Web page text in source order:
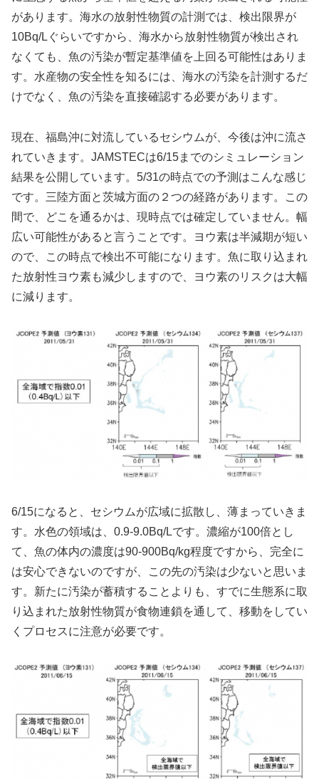
があります。海水の放射性物質の計測では、検出限界が
10Bq/Lぐらいですから、海水から放射性物質が検出され
なくても、魚の汚染が暫定基準値を上回る可能性はありま
す。水産物の安全性を知るには、海水の汚染を計測するだ
けでなく、魚の汚染を直接確認する必要があります。
現在、福島沖に対流しているセシウムが、今後は沖に流さ
れていきます。JAMSTECは6/15までのシミュレーション
結果を公開しています。5/31の時点での予測はこんな感じ
です。三陸方面と茨城方面の２つの経路があります。この
間で、どこを通るかは、現時点では確定していません。幅
広い可能性があると言うことです。ヨウ素は半減期が短い
ので、この時点で検出不可能になります。魚に取り込まれ
た放射性ヨウ素も減少しますので、ヨウ素のリスクは大幅
に減ります。
6/15になると、セシウムが広域に拡散し、薄まっていきま
す。水色の領域は、0.9-9.0Bq/Lです。濃縮が100倍とし
て、魚の体内の濃度は90-900Bq/kg程度ですから、完全に
は安心できないのですが、この先の汚染は少ないと思いま
す。新たに汚染が蓄積することよりも、すでに生態系に取
り込まれた放射性物質が食物連鎖を通して、移動をしてい
くプロセスに注意が必要です。